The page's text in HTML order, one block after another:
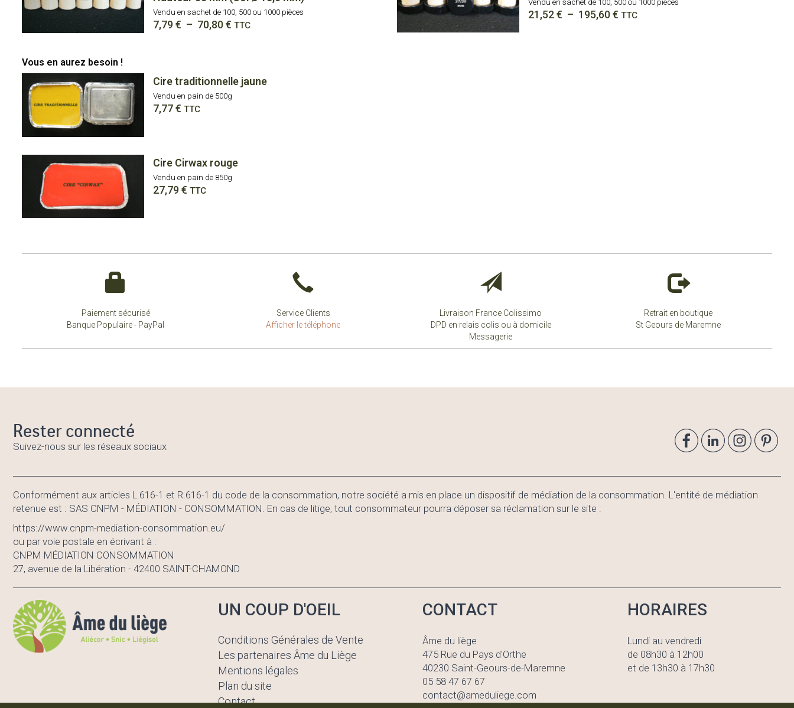
Vendu en sachet de 100, 500 ou 1000 pièces
7,79€ – 70,80€Plage
70,80 €
TTC
Vendu en sachet de 100, 500 ou 1000 pièces
21,52€ – 195,60€Plage
TTC
Vous en aurez besoin !
Cire traditionnelle jaune
Vendu en pain de 500g
7,77€ TTC
Cire Cirwax rouge
Vendu en pain de 850g
27,79€ TTC
Paiement sécurisé
Banque Populaire - PayPal
Service Clients
Afficher le téléphone
Livraison France Colissimo
DPD en relais colis ou à domicile
Messagerie
Retrait en boutique
St Geours de Maremne
Rester connecté
Suivez-nous sur les réseaux sociaux
Conformément aux articles L.616-1 et R.616-1 du code de la consommation, notre société a mis en place un dispositif de médiation de la consommation. L'entité de médiation
retenue est : SAS CNPM - MÉDIATION - CONSOMMATION. En cas de litige, tout consommateur pourra déposer sa réclamation sur le site :
https://www.cnpm-mediation-consommation.eu/
ou par voie postale en écrivant à :
CNPM MÉDIATION CONSOMMATION
27, avenue de la Libération - 42400 SAINT-CHAMOND
UN COUP D'OEIL
Conditions Générales de Vente
Les partenaires Âme du Liège
Mentions légales
Plan du site
Contact
CONTACT
Âme du liège
475 Rue du Pays d'Orthe
40230 Saint-Geours-de-Maremne
05 58 47 67 67
contact@ameduliege.com
HORAIRES
Lundi au vendredi
de 08h30 à 12h00
et de 13h30 à 17h30